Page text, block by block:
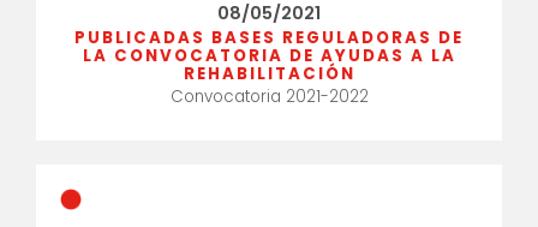
08/05/2021
PUBLICADAS BASES REGULADORAS DE
LA CONVOCATORIA DE AYUDAS A LA
REHABILITACIÓN
Convocatoria 2021-2022